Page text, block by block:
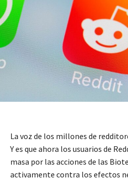
La voz de los millones de
Y es que ahora los usuarios de
masa por las acciones de las
activamente contra los efectos